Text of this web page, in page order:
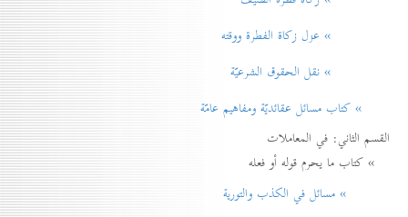
» عزل زكاة الفطرة ووقته
» نقل الحقوق الشرعيّة
» كتاب مسائل عقائديّة ومفاهيم عامّة
القسم الثاني: في المعاملات
» كتاب ما يحرم قوله أو فعله
» مسائل في الكذب والتورية